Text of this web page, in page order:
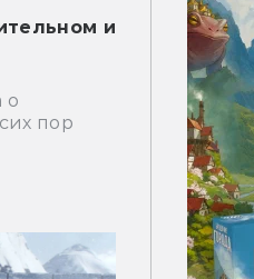
и
о
пор